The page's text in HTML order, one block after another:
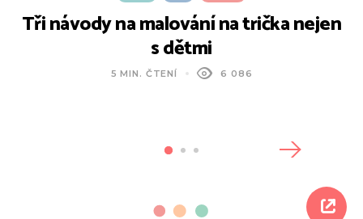
Tři návody na malování na trička nejen
s dětmi
5 MIN. ČTENÍ 6 086